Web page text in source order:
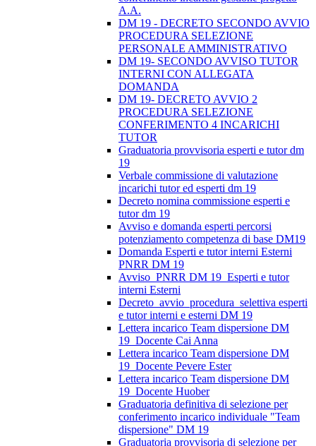
A.A.
DM 19 - DECRETO SECONDO AVVIO
PROCEDURA SELEZIONE
PERSONALE AMMINISTRATIVO
DM 19- SECONDO AVVISO TUTOR
INTERNI CON ALLEGATA
DOMANDA
DM 19- DECRETO AVVIO 2
PROCEDURA SELEZIONE
CONFERIMENTO 4 INCARICHI
TUTOR
Graduatoria provvisoria esperti e tutor dm
19
Verbale commissione di valutazione
incarichi tutor ed esperti dm 19
Decreto nomina commissione esperti e
tutor dm 19
Avviso e domanda esperti percorsi
potenziamento competenza di base DM19
Domanda Esperti e tutor interni Esterni
PNRR DM 19
Avviso_PNRR DM 19_Esperti e tutor
interni Esterni
Decreto_avvio_procedura_selettiva esperti
e tutor interni e esterni DM 19
Lettera incarico Team dispersione DM
19_Docente Cai Anna
Lettera incarico Team dispersione DM
19_Docente Pevere Ester
Lettera incarico Team dispersione DM
19_Docente Huober
Graduatoria definitiva di selezione per
conferimento incarico individuale "Team
dispersione" DM 19
Graduatoria provvisoria di selezione per